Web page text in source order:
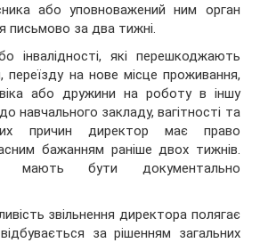
або уповноважений ним орган
письмово за два тижні.
інвалідності, які перешкоджають
на нове місце проживання,
або дружини на роботу в іншу
навчального закладу, вагітності та
причин директор має право
бажанням раніше двох тижнів.
мають бути документально
звільнення директора полягає
за рішенням загальних